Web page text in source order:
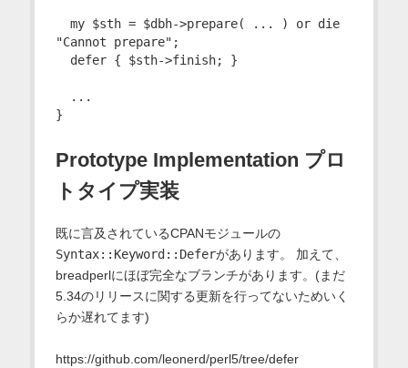
"Cannot prepare";
Prototype Implementation プロ
トタイプ実装
既に言及されているCPANモジュールの
Syntax::Keyword::Deferがあります。 加えて、
breadperlにほぼ完全なブランチがあります。(まだ
5.34のリリースに関する更新を行ってないためいく
らか遅れてます)
https://github.com/leonerd/perl5/tree/defer